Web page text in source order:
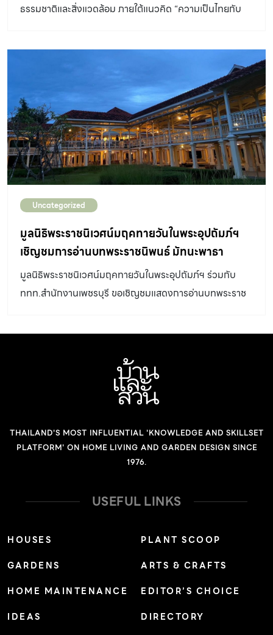
ธรรมชาติและสิ่งแวดล้อม ภายใต้แนวคิด “ความเป็นไทยกับ
Uncategorized
มูลนิธิพระราชนิเวศน์มฤคทายวันในพระอุปถัมภ์ฯ
เชิญชมการอ่านบทพระราชนิพนธ์ มัทนะพาธา
มูลนิธิพระราชนิเวศน์มฤคทายวันในพระอุปถัมภ์ฯ ร่วมกับ
ททท.สำนักงานเพชรบุรี ขอเชิญชมแสดงการอ่านบทพระราช
และวันที่ 26 พฤศจิกายน 2566 ณ สวนมัทนะพาธา พระราช
ครบ 100 ปี พระบาทสมเด็จพระมงกุฎเกล้าเจ้าอยู่หัว ทรงพระ
ราชนิพนธ์บทละครพูดคำฉันท์เรื่อง มัทนาธา หรือตำนานแห่ง
ดอกกุหลาบ โดยการอ่านบทพระราชนิพนธ์ มัทนะพาธา
ภัทราวดี มีชูธน ศิลปินแห่งชาติ เปิดจำหน่ายบัตรตั้งแต่บัดนี้
เป็นต้นไป หมายเหตุ : ที่นั่งมีจำนวนจำกัด ช่องทางซื้อบัตร :
สมัครสมาชิกบูรโณปถัมภ์ :
THAILAND'S MOST INFLUENTIAL 'KNOWLEDGE AND SKILLSET
PLATFORM' ON HOME LIVING AND GARDEN DESIGN SINCE
1976.
USEFUL LINKS
HOUSES
GARDENS
HOME MAINTENANCE
IDEAS
PLANT SCOOP
ARTS & CRAFTS
EDITOR’S CHOICE
DIRECTORY